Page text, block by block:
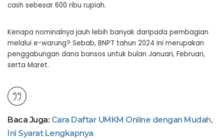
cash sebesar 600 ribu rupiah.
Kenapa nominalnya jauh lebih banyak daripada pembagian
melalui e-warung? Sebab, BNPT tahun 2024 ini merupakan
penggabungan dana bansos untuk bulan Januari, Februari,
serta Maret.
Baca Juga: Cara Daftar UMKM Online dengan Mudah,
Ini Syarat Lengkapnya